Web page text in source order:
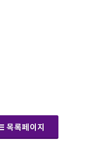
(갤러리)
목록페이지